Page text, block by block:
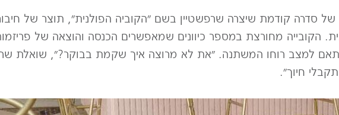
סדרה קודמת שיצרה שרפשטיין בשם ״הקוביה הפולנית״, תוצר של
הקובייה מחורצת במספר כיוונים שמאפשרים הכנסה והוצאה של
למצב רוחו המשתנה. ״את לא מרוצה איך שקמת בבוקר?״, שואלת
חיוך״.